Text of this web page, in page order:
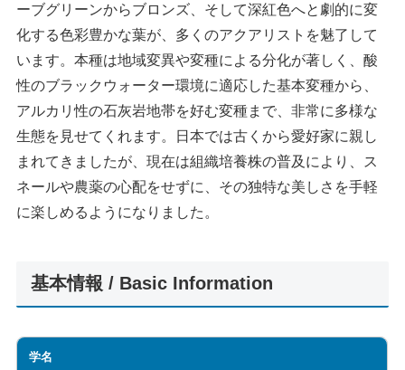
ーブグリーンからブロンズ、そして深紅色へと劇的に変
化する色彩豊かな葉が、多くのアクアリストを魅了して
います。本種は地域変異や変種による分化が著しく、酸
性のブラックウォーター環境に適応した基本変種から、
アルカリ性の石灰岩地帯を好む変種まで、非常に多様な
生態を見せてくれます。日本では古くから愛好家に親し
まれてきましたが、現在は組織培養株の普及により、ス
ネールや農薬の心配をせずに、その独特な美しさを手軽
に楽しめるようになりました。
基本情報 / Basic Information
学名